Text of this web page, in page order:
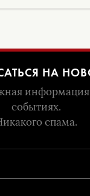
НА
событиях.
спама.